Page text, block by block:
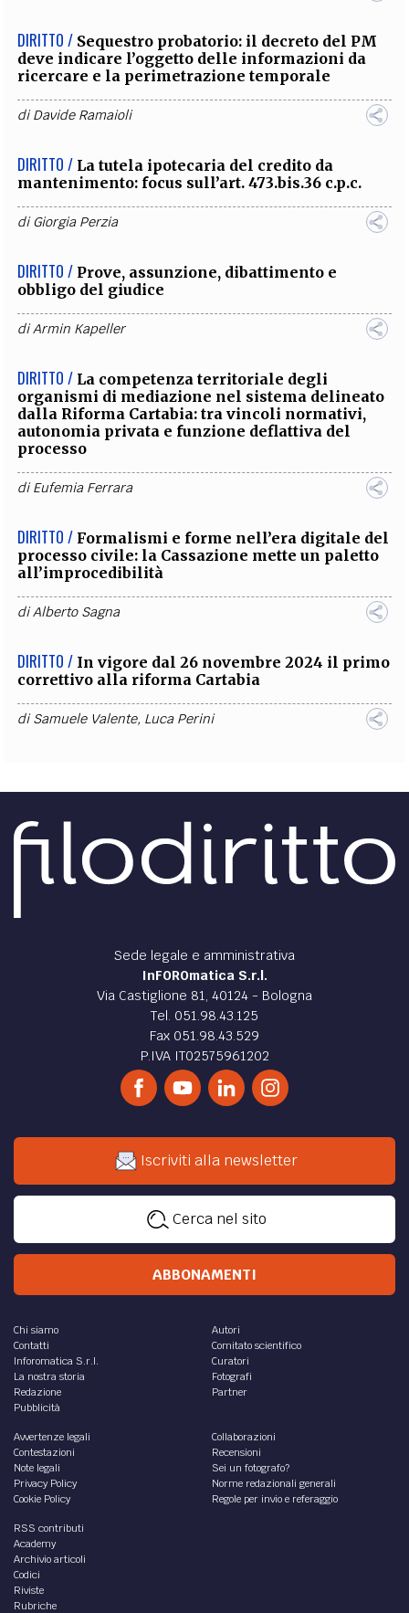
DIRITTO / Sequestro probatorio: il decreto del PM
deve indicare l’oggetto delle informazioni da
ricercare e la perimetrazione temporale
diDavide Ramaioli
DIRITTO / La tutela ipotecaria del credito da
mantenimento: focus sull’art. 473.bis.36 c.p.c.
diGiorgia Perzia
DIRITTO / Prove, assunzione, dibattimento e
obbligo del giudice
diArmin Kapeller
DIRITTO / La competenza territoriale degli
organismi di mediazione nel sistema delineato
dalla Riforma Cartabia: tra vincoli normativi,
autonomia privata e funzione deflattiva del
processo
diEufemia Ferrara
DIRITTO / Formalismi e forme nell’era digitale del
processo civile: la Cassazione mette un paletto
all’improcedibilità
diAlberto Sagna
DIRITTO / In vigore dal 26 novembre 2024 il primo
correttivo alla riforma Cartabia
diSamuele Valente, Luca Perini
Sede legale e amministrativa
InFOROmatica S.r.l.
Via Castiglione 81, 40124 - Bologna
Tel. 051.98.43.125
Fax 051.98.43.529
P.IVA IT02575961202
Iscriviti alla newsletter
Cerca nel sito
ABBONAMENTI
Chi siamo
Contatti
Inforomatica S.r.l.
La nostra storia
Redazione
Pubblicità
Autori
Comitato scientifico
Curatori
Fotografi
Partner
Avvertenze legali
Contestazioni
Note legali
Privacy Policy
Cookie Policy
Collaborazioni
Recensioni
Sei un fotografo?
Norme redazionali generali
Regole per invio e referaggio
RSS contributi
Academy
Archivio articoli
Codici
Riviste
Rubriche